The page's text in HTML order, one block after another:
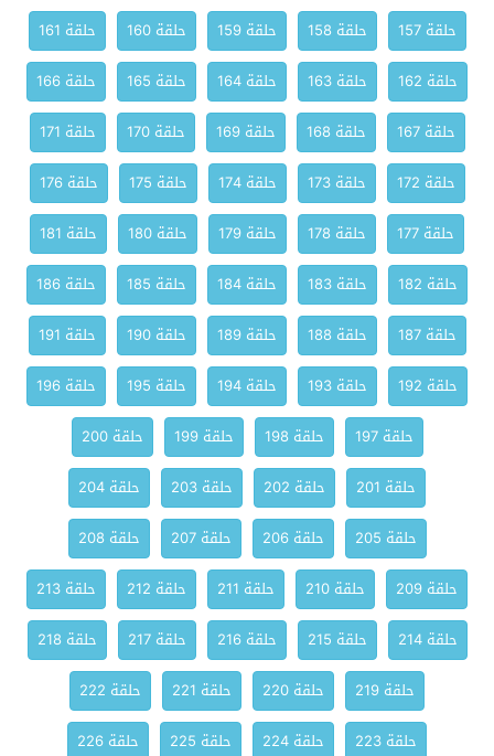
حلقة 157 حلقة 158 حلقة 159 حلقة 160
حلقة 161
حلقة 162
حلقة 163 حلقة 164 حلقة 165
حلقة 166
حلقة 167
حلقة 168 حلقة 169 حلقة 170
حلقة 171
حلقة 172
حلقة 173 حلقة 174 حلقة 175
حلقة 176
حلقة 177
حلقة 178 حلقة 179 حلقة 180
حلقة 181
حلقة 182
حلقة 183 حلقة 184 حلقة 185
حلقة 186
حلقة 187
حلقة 188 حلقة 189 حلقة 190
حلقة 191
حلقة 192
حلقة 193 حلقة 194 حلقة 195
حلقة 196
حلقة 197
حلقة 198 حلقة 199
حلقة 200
حلقة 201
حلقة 202 حلقة 203
حلقة 204
حلقة 205
حلقة 206 حلقة 207
حلقة 208
حلقة 209
حلقة 210 حلقة 211 حلقة 212
حلقة 213
حلقة 214
حلقة 215 حلقة 216 حلقة 217
حلقة 218
حلقة 219
حلقة 220 حلقة 221
حلقة 222
حلقة 223
حلقة 224 حلقة 225
حلقة 226